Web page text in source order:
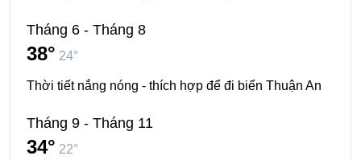
Tháng 6 - Tháng 8
38° 24°
Thời tiết nắng nóng - thích hợp để đi biển Thuận An
Tháng 9 - Tháng 11
34° 22°